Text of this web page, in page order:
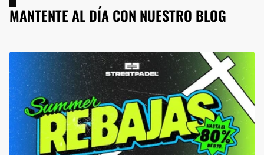
MANTENTE AL DÍA CON NUESTRO BLOG